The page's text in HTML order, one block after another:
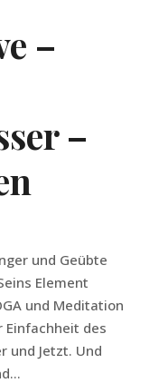
–
–
und Geübte
Element
und Meditation
Einfachheit des
und Jetzt. Und